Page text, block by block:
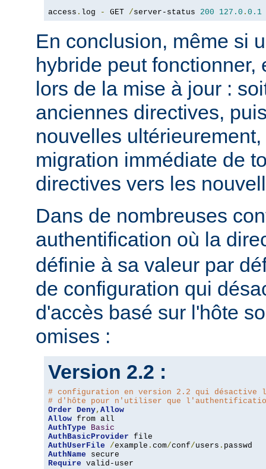
access . log - GET /server-status 200 127.0 . 0.1
En conclusion, même si
hybride peut fonctionner,
lors de la mise à jour :
anciennes directives,
nouvelles
migration immédiate de
directives vers les
Dans de nombreuses
authentification où la
définie à sa valeur par
de configuration qui
d'accès basé sur l'hôte
omises :
Version 2.2 :
# configuration en version 2.2 qui désactive
# d'hôte pour n'utiliser que
Order Deny, Allow
Allow
AuthType
Basic
AuthBasicProvider
AuthUserFile
/example . com/conf/users .
AuthName
Require valid-user